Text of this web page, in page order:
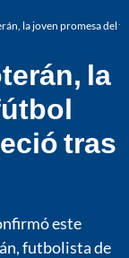
la joven promesa del
la
tras
este
futbolista de